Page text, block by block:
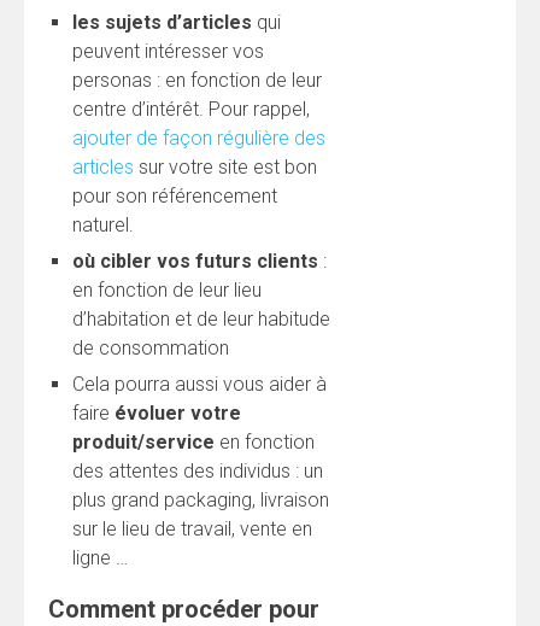
les sujets d’articles qui
peuvent intéresser vos
personas : en fonction de leur
centre d’intérêt. Pour rappel,
ajouter de façon régulière des
articles sur votre site est bon
pour son référencement
naturel.
où cibler vos futurs clients :
en fonction de leur lieu
d’habitation et de leur habitude
de consommation
Cela pourra aussi vous aider à
faire évoluer votre
produit/service en fonction
des attentes des individus : un
plus grand packaging, livraison
sur le lieu de travail, vente en
ligne …
Comment procéder pour